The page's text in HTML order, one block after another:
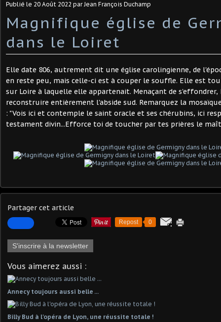
Publié le 20 Août 2022 par Jean François Duchamp
Magnifique église de
dans le Loiret
Elle date 806, autrement dit une église carolingienne, de
en reste peu, mais celle-ci est à couper le souffle. Elle est
sur Loire à laquelle elle appartenait. Menaçant de
reconstruire entièrement l'abside sud. Remarquez la
: "Vois ici et contemple le saint oracle et ses chérubins, ici
testament divin...Efforce toi de toucher par tes prières le
Partager cet article
Repost 0
S'inscrire à la newsletter
Vous aimerez aussi :
Annecy toujours aussi belle ...
Billy Bud à l'opéra de Lyon, une réussite totale !